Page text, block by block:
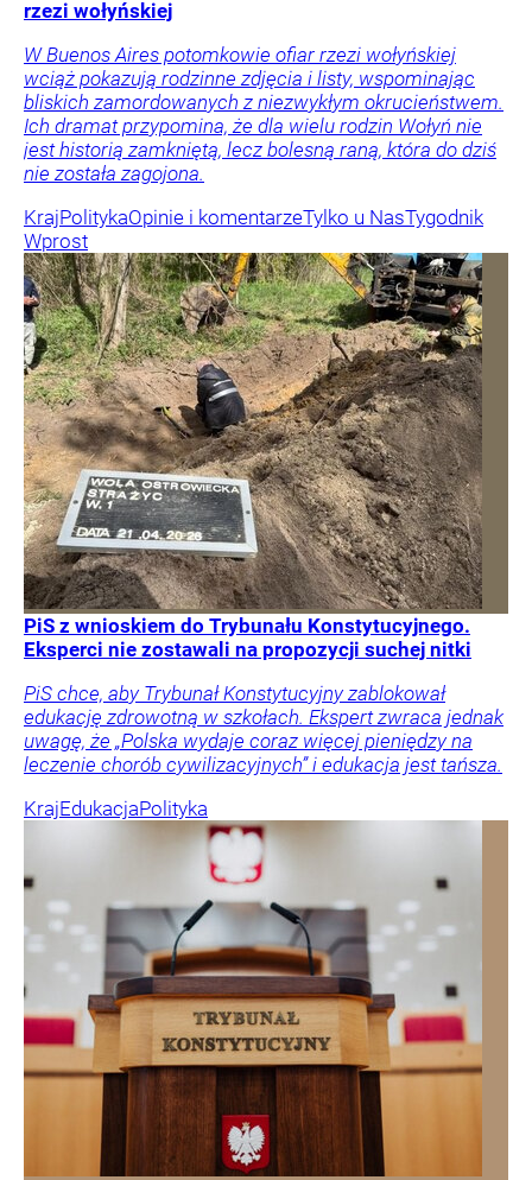
rzezi wołyńskiej
W Buenos Aires potomkowie ofiar rzezi wołyńskiej
wciąż pokazują rodzinne zdjęcia i listy, wspominając
bliskich zamordowanych z niezwykłym okrucieństwem.
Ich dramat przypomina, że dla wielu rodzin Wołyń nie
jest historią zamkniętą, lecz bolesną raną, która do dziś
nie została zagojona.
KrajPolitykaOpinie i komentarzeTylko u NasTygodnik
Wprost
PiS z wnioskiem do Trybunału Konstytucyjnego.
Eksperci nie zostawali na propozycji suchej nitki
PiS chce, aby Trybunał Konstytucyjny zablokował
edukację zdrowotną w szkołach. Ekspert zwraca jednak
uwagę, że „Polska wydaje coraz więcej pieniędzy na
leczenie chorób cywilizacyjnych” i edukacja jest tańsza.
KrajEdukacjaPolityka